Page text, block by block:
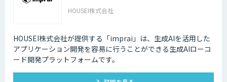
HOUSEI株式会社
HOUSEI株式会社が提供する「imprai」は、生成AIを活用した
アプリケーション開発を容易に行うことができる生成AIローコ
ード開発プラットフォームです。